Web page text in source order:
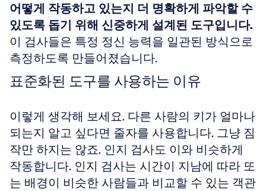
어떻게 작동하고 있는지 더 명확하게 파악할 수
있도록 돕기 위해 신중하게 설계된 도구입니다.
이 검사들은 특정 정신 능력을 일관된 방식으로
측정하도록 만들어졌습니다.
표준화된 도구를 사용하는 이유
이렇게 생각해 보세요. 다른 사람의 키가 얼마나
되는지 알고 싶다면 줄자를 사용합니다. 그냥 짐
작만 하지는 않죠. 인지 검사도 이와 비슷하게
작동합니다. 인지 검사는 시간이 지남에 따라 또
는 배경이 비슷한 사람들과 비교할 수 있는 객관